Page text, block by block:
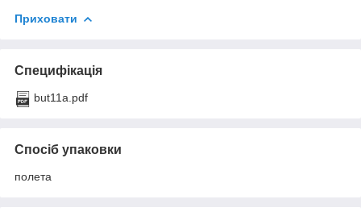
Приховати
Специфікація
but11a.pdf
Спосіб упаковки
полета